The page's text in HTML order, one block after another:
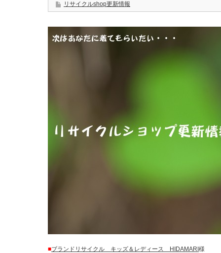
リサイクルshop更新情報
■ブランドリサイクル キッズ＆レディース HIDAMARI 様